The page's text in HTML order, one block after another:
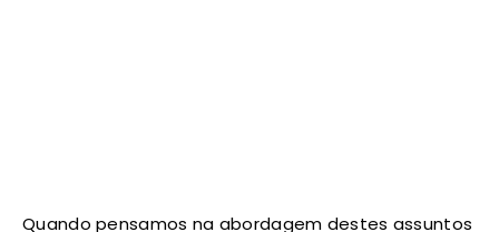
Quando pensamos na abordagem destes assuntos